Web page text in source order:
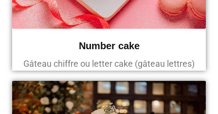
Number cake
Gâteau chiffre ou letter cake (gâteau lettres)